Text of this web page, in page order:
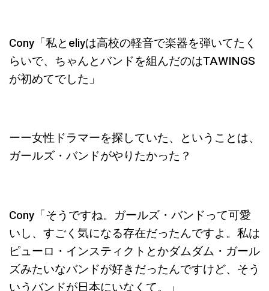
Cony「私とeliyは高校の軽音で楽器を弾いてたく
らいで、ちゃんとバンドを組んだのはTAWINGS
が初めてでした」
ーー女性ドラマーを探していた、ということは、
ガールズ・バンドがやりたかった？
Cony「そうですね。ガールズ・バンドって可愛
いし、すごく気になる存在だったんですよ。私は
ピューロ・インスティクトとかダムダム・ガール
ズみたいなバンドが好きだったんですけど、そう
いうバンドが日本にいなくて。」